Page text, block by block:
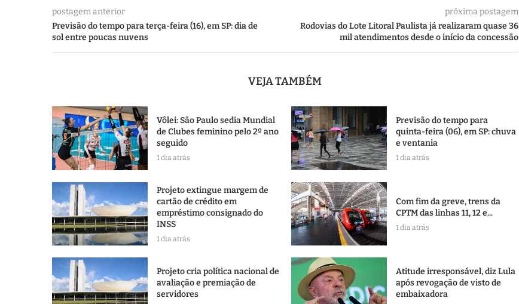
postagem anterior
Previsão do tempo para terça-feira (16), em SP: dia de
sol entre poucas nuvens
próxima postagem
Rodovias do Lote Litoral Paulista já realizaram quase 36
mil atendimentos desde o início da concessão
VEJA TAMBÉM
Vôlei: São Paulo sedia Mundial
de Clubes feminino pelo 2º ano
seguido
1 dia atrás
Previsão do tempo para
quinta-feira (06), em SP: chuva
e ventania
1 dia atrás
Projeto extingue margem de
cartão de crédito em
empréstimo consignado do
INSS
1 dia atrás
Com fim da greve, trens da
CPTM das linhas 11, 12 e...
1 dia atrás
Projeto cria política nacional de
avaliação e premiação de
servidores
Atitude irresponsável, diz Lula
após revogação de visto de
embaixadora